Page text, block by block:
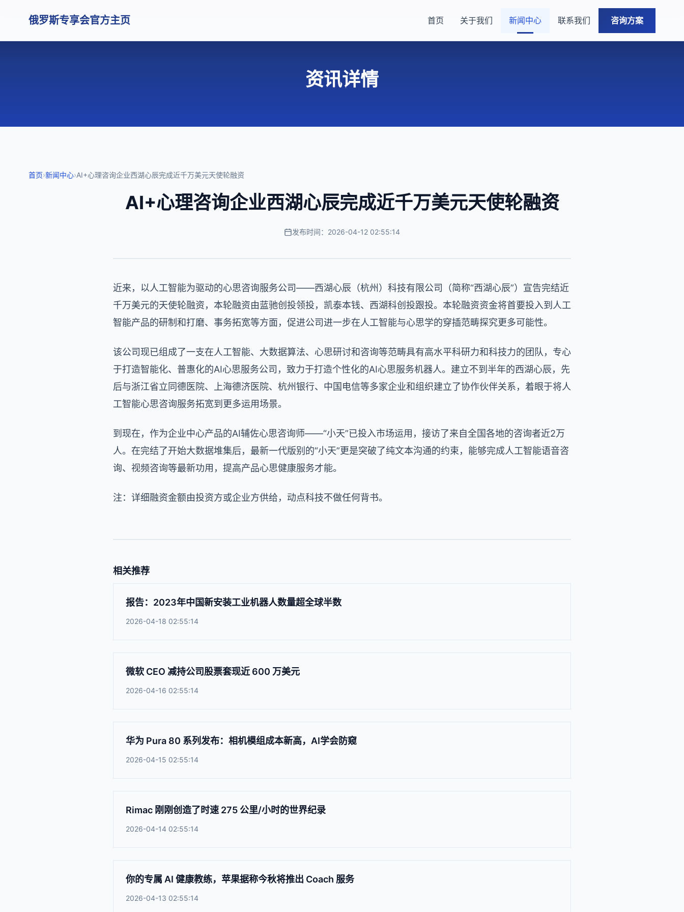
俄罗斯专享会官方主页 首页 关于我们 新闻中心 联系我们 咨询方案
资讯详情
首页›新闻中心›AI+心理咨询企业西湖心辰完成近千万美元天使轮融资
AI+心理咨询企业西湖心辰完成近千万美元天使轮融资
发布时间：2026-04-12 02:55:14
近来，以人工智能为驱动的心思咨询服务公司——西湖心辰（杭州）科技有限公司（简称“西湖心辰”）宣告完结近
千万美元的天使轮融资，本轮融资由蓝驰创投领投，凯泰本钱、西湖科创投跟投。本轮融资资金将首要投入到人工
智能产品的研制和打磨、事务拓宽等方面，促进公司进一步在人工智能与心思学的穿插范畴探究更多可能性。
该公司现已组成了一支在人工智能、大数据算法、心思研讨和咨询等范畴具有高水平科研力和科技力的团队，专心
于打造智能化、普惠化的AI心思服务公司，致力于打造个性化的AI心思服务机器人。建立不到半年的西湖心辰，先
后与浙江省立同德医院、上海德济医院、杭州银行、中国电信等多家企业和组织建立了协作伙伴关系，着眼于将人
工智能心思咨询服务拓宽到更多运用场景。
到现在，作为企业中心产品的AI辅佐心思咨询师——“小天”已投入市场运用，接访了来自全国各地的咨询者近2万
人。在完结了开始大数据堆集后，最新一代版别的“小天”更是突破了纯文本沟通的约束，能够完成人工智能语音咨
询、视频咨询等最新功用，提高产品心思健康服务才能。
注：详细融资金额由投资方或企业方供给，动点科技不做任何背书。
相关推荐
报告：2023年中国新安装工业机器人数量超全球半数
2026-04-18 02:55:14
微软 CEO 减持公司股票套现近 600 万美元
2026-04-16 02:55:14
华为 Pura 80 系列发布：相机模组成本新高，AI学会防窥
2026-04-15 02:55:14
Rimac 刚刚创造了时速 275 公里/小时的世界纪录
2026-04-14 02:55:14
你的专属 AI 健康教练，苹果据称今秋将推出 Coach 服务
2026-04-13 02:55:14